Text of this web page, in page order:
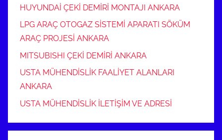
HUYUNDAİ ÇEKİ DEMİRİ MONTAJI ANKARA
LPG ARAÇ OTOGAZ SİSTEMİ APARATI SÖKÜM
ARAÇ PROJESİ ANKARA
MITSUBISHI ÇEKİ DEMİRİ ANKARA
USTA MÜHENDİSLİK FAALİYET ALANLARI
ANKARA
USTA MÜHENDİSLİK İLETİŞİM VE ADRESİ